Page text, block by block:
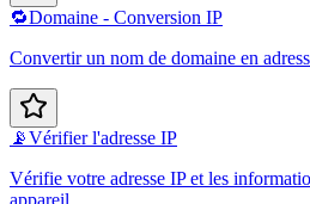
🔁Domaine - Conversion IP
Convertir un nom de domaine en
📡Vérifier l'adresse IP
Vérifie votre adresse IP et les